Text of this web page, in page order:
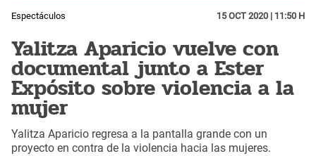
Espectáculos 15 OCT 2020 | 11:50 H
Yalitza Aparicio vuelve con
documental junto a Ester
Expósito sobre violencia a la
mujer
Yalitza Aparicio regresa a la pantalla grande con un
proyecto en contra de la violencia hacia las mujeres.